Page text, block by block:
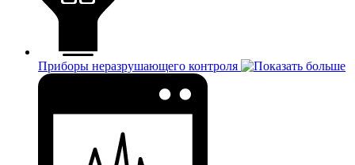
Приборы неразрушающего контроля